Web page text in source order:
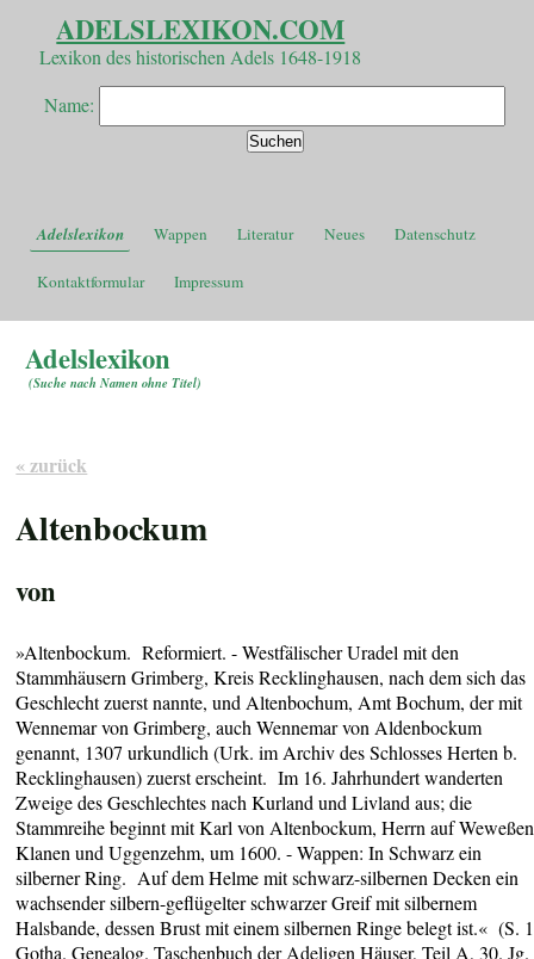
ADELSLEXIKON.COM
Lexikon des historischen Adels 1648-1918
Name:
Adelslexikon Wappen Literatur Neues Datenschutz
Kontaktformular Impressum
Adelslexikon
(Suche nach Namen ohne Titel)
« zurück
Altenbockum
von
»Altenbockum. Reformiert. - Westfälischer Uradel mit den
Stammhäusern Grimberg, Kreis Recklinghausen, nach dem sich das
Geschlecht zuerst nannte, und Altenbochum, Amt Bochum, der mit
Wennemar von Grimberg, auch Wennemar von Aldenbockum
genannt, 1307 urkundlich (Urk. im Archiv des Schlosses Herten b.
Recklinghausen) zuerst erscheint. Im 16. Jahrhundert wanderten
Zweige des Geschlechtes nach Kurland und Livland aus; die
Stammreihe beginnt mit Karl von Altenbockum, Herrn auf
Klanen und Uggenzehm, um 1600. - Wappen: In Schwarz ein
silberner Ring. Auf dem Helme mit schwarz-silbernen Decken ein
wachsender silbern-geflügelter schwarzer Greif mit silbernem
Halsbande, dessen Brust mit einem silbernen Ringe belegt ist.« (S.
Gotha. Genealog. Taschenbuch der Adeligen Häuser, Teil A, 30. Jg.